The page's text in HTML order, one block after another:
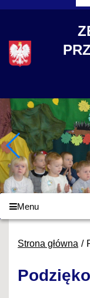
Menu
Strona główna